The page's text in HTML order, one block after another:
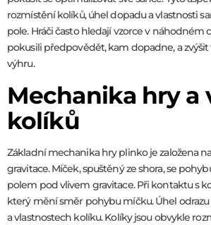
rozmístění kolíků, úhel dopadu a vlastnosti
pole. Hráči často hledají vzorce v náhodném
pokusili předpovědět, kam dopadne, a zvýšit
výhru.
Mechanika hry a
kolíků
Základní mechanika hry plinko je založena
gravitace. Míček, spuštěný ze shora, se
polem pod vlivem gravitace. Při kontaktu s
který mění směr pohybu míčku. Úhel odrazu
a vlastnostech kolíku. Kolíky jsou obvykle